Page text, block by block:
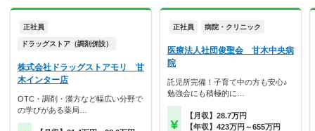
正社員
ドラッグストア（調剤併設）
株式会社ドラッグストアモリ 甘
木インター店
OTC・調剤・漢方など幅広い分野で
の学びがある薬局…
正社員 病院・クリニック
医療法人社団俊聖会 甘木中央病
院
託児所完備！子育て中の方も安心♪
勉強会にも積極的に…
【月収】28.7万円
【年収】423万円～655万円